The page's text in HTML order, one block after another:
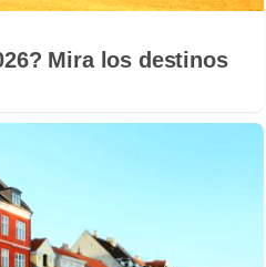
Mira los destinos